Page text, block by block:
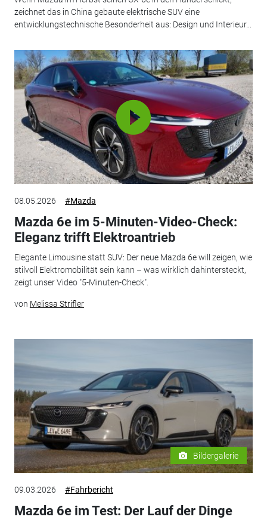
zeichnet das in China gebaute elektrische SUV eine
entwicklungstechnische Besonderheit aus: Design und Interieur...
08.05.2026 #Mazda
Mazda 6e im 5-Minuten-Video-Check:
Eleganz trifft Elektroantrieb
Elegante Limousine statt SUV: Der neue Mazda 6e will zeigen, wie
stilvoll Elektromobilität sein kann – was wirklich dahintersteckt,
zeigt unser Video "5-Minuten-Check".
von Melissa Strifler
Bildergalerie
09.03.2026 #Fahrbericht
Mazda 6e im Test: Der Lauf der Dinge